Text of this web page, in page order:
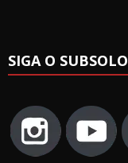
SIGA O SUBSOLO